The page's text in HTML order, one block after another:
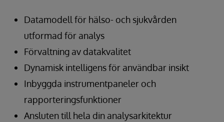
Datamodell för hälso- och sjukvården
utformad för analys
Förvaltning av datakvalitet
Dynamisk intelligens för användbar insikt
Inbyggda instrumentpaneler och
rapporteringsfunktioner
Ansluten till hela din analysarkitektur